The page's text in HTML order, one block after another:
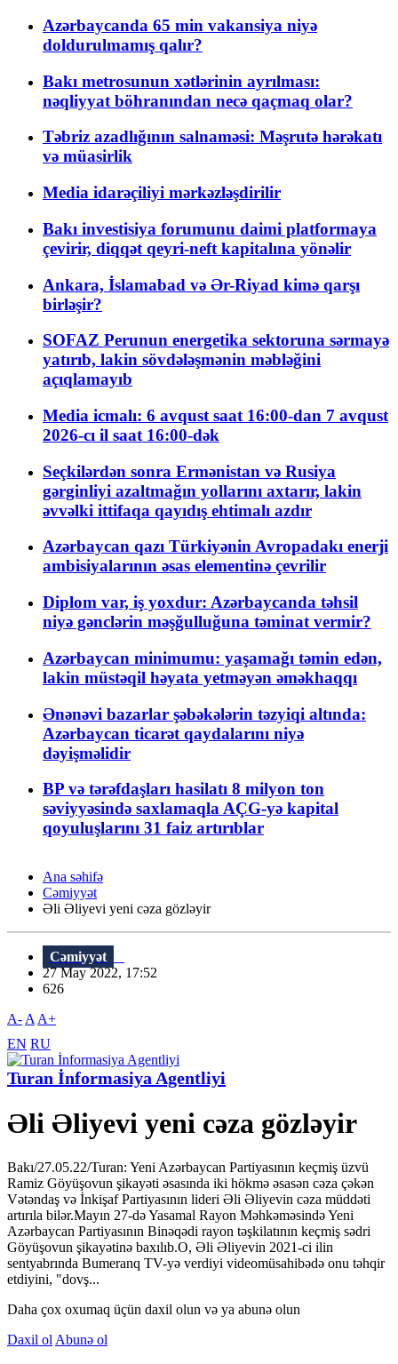
Azərbaycanda 65 min vakansiya niyə
doldurulmamış qalır?
Bakı metrosunun xətlərinin ayrılması:
nəqliyyat böhranından necə qaçmaq olar?
Təbriz azadlığının salnaməsi: Məşrutə hərəkatı
və müasirlik
Media idarəçiliyi mərkəzləşdirilir
Bakı investisiya forumunu daimi platformaya
çevirir, diqqət qeyri-neft kapitalına yönəlir
Ankara, İslamabad və Ər-Riyad kimə qarşı
birləşir?
SOFAZ Perunun energetika sektoruna sərmayə
yatırıb, lakin sövdələşmənin məbləğini
açıqlamayıb
Media icmalı: 6 avqust saat 16:00-dan 7 avqust
2026-cı il saat 16:00-dək
Seçkilərdən sonra Ermənistan və Rusiya
gərginliyi azaltmağın yollarını axtarır, lakin
əvvəlki ittifaqa qayıdış ehtimalı azdır
Azərbaycan qazı Türkiyənin Avropadakı enerji
ambisiyalarının əsas elementinə çevrilir
Diplom var, iş yoxdur: Azərbaycanda təhsil
niyə gənclərin məşğulluğuna təminat vermir?
Azərbaycan minimumu: yaşamağı təmin edən,
lakin müstəqil həyata yetməyən əməkhaqqı
Ənənəvi bazarlar şəbəkələrin təzyiqi altında:
Azərbaycan ticarət qaydalarını niyə
dəyişməlidir
BP və tərəfdaşları hasilatı 8 milyon ton
səviyyəsində saxlamaqla AÇG-yə kapital
qoyuluşlarını 31 faiz artırıblar
Ana səhifə
Cəmiyyət
Əli Əliyevi yeni cəza gözləyir
Cəmiyyət
27 May 2022, 17:52
626
A- A A+
EN RU
Turan İnformasiya Agentliyi
Əli Əliyevi yeni cəza gözləyir
Bakı/27.05.22/Turan: Yeni Azərbaycan Partiyasının keçmiş üzvü
Ramiz Göyüşovun şikayəti əsasında iki hökmə əsasən cəza çəkən
Vətəndaş və İnkişaf Partiyasının lideri Əli Əliyevin cəza müddəti
artırıla bilər.Mayın 27-də Yasamal Rayon Məhkəməsində Yeni
Azərbaycan Partiyasının Binəqədi rayon təşkilatının keçmiş sədri
Göyüşovun şikayətinə baxılıb.O, Əli Əliyevin 2021-ci ilin
sentyabrında Bumeranq TV-yə verdiyi videomüsahibədə onu təhqir
etdiyini, "dovş...
Daha çox oxumaq üçün daxil olun və ya abunə olun
Daxil ol Abunə ol